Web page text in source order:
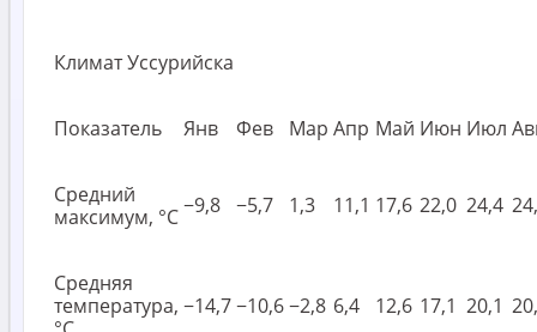
Климат Уссурийска
Показатель Янв Фев Мар Апр Май Июн Июл
Средний
максимум, °C−9,8 −5,7 1,3 11,1 17,6 22,0 24,4
Средняя
температура, −14,7−10,6−2,8 6,4 12,6 17,1 20,1